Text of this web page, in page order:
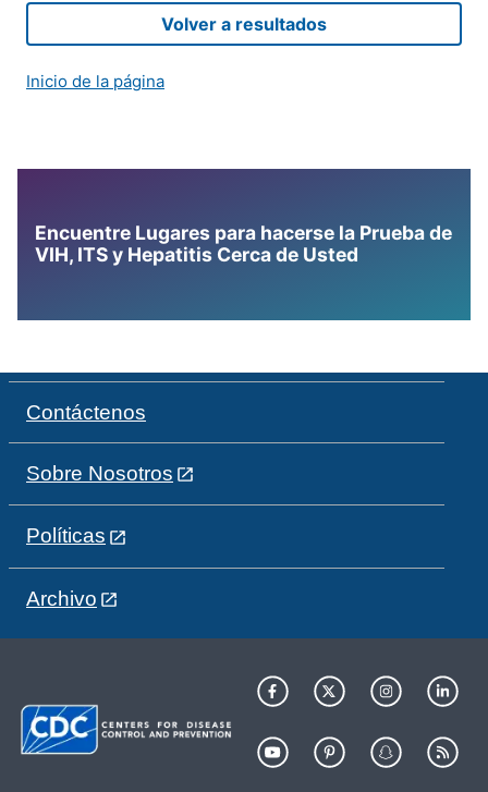
Volver a resultados
Inicio de la página
Encuentre Lugares para hacerse la Prueba de
VIH, ITS y Hepatitis Cerca de Usted
Contáctenos
Sobre Nosotros
Políticas
Archivo